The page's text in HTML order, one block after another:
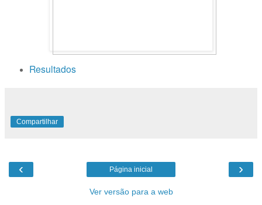
Resultados
Compartilhar
‹ ›
Página inicial
Ver versão para a web